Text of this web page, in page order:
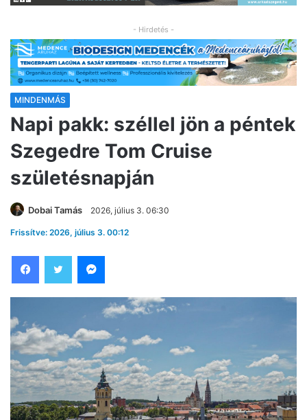
- Hirdetés -
MINDENMÁS
Napi pakk: széllel jön a péntek
Szegedre Tom Cruise
születésnapján
Dobai Tamás 2026, július 3. 06:30
Frissítve: 2026, július 3. 00:12